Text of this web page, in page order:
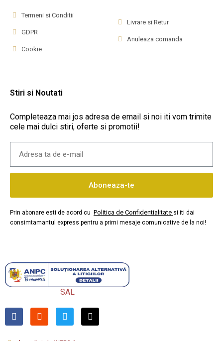
Termeni si Conditii
GDPR
Cookie
Livrare si Retur
Anuleaza comanda
Stiri si Noutati
Completeaza mai jos adresa de email si noi iti vom trimite
cele mai dulci stiri, oferte si promotii!
Aboneaza-te
Prin abonare esti de acord cu Politica de Confidentialitate si iti dai
consimtamantul express pentru a primi mesaje comunicative de la noi!
SAL